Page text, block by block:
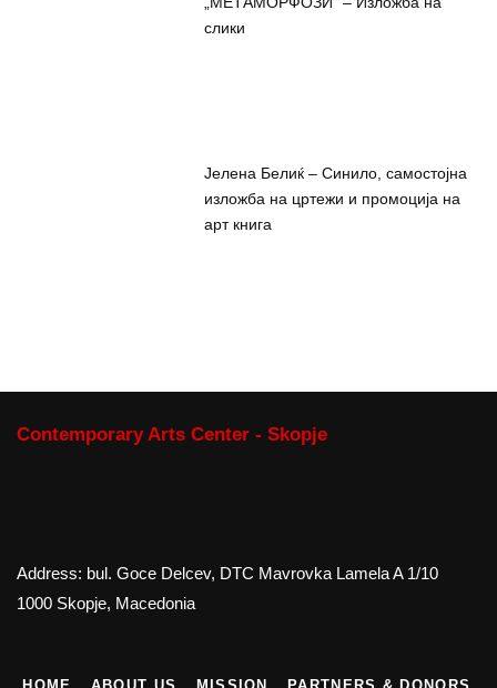
слики
Јелена Белиќ – Синило, самостојна
изложба на цртежи и промоција на
арт книга
Contemporary Arts Center - Skopje
Address: bul. Goce Delcev, DTC Mavrovka Lamela A 1/10
1000 Skopje, Macedonia